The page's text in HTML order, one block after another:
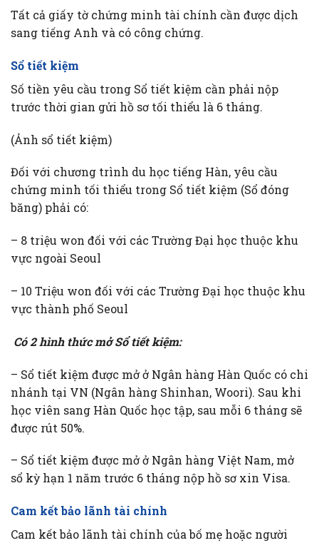
Tất cả giấy tờ chứng minh tài chính cần được dịch
sang tiếng Anh và có công chứng.
Sổ tiết kiệm
Số tiền yêu cầu trong Sổ tiết kiệm cần phải nộp
trước thời gian gửi hồ sơ tối thiểu là 6 tháng.
(Ảnh sổ tiết kiệm)
Đối với chương trình du học tiếng Hàn, yêu cầu
chứng minh tối thiểu trong Sổ tiết kiệm (Sổ đóng
băng) phải có:
– 8 triệu won đối với các Trường Đại học thuộc khu
vực ngoài Seoul
– 10 Triệu won đối với các Trường Đại học thuộc khu
vực thành phố Seoul
Có 2 hình thức mở Sổ tiết kiệm:
– Sổ tiết kiệm được mở ở Ngân hàng Hàn Quốc có chi
nhánh tại VN (Ngân hàng Shinhan, Woori). Sau khi
học viên sang Hàn Quốc học tập, sau mỗi 6 tháng sẽ
được rút 50%.
– Sổ tiết kiệm được mở ở Ngân hàng Việt Nam, mở
sổ kỳ hạn 1 năm trước 6 tháng nộp hồ sơ xin Visa.
Cam kết bảo lãnh tài chính
Cam kết bảo lãnh tài chính của bố mẹ hoặc người